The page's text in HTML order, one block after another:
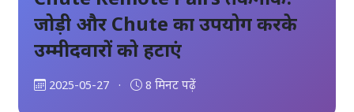
जोड़ी और Chute का उपयोग करके
उम्मीदवारों को हटाएं
2025-05-27 · 8 मिनट पढ़ें